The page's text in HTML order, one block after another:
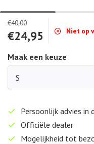
€40,00
€24,95 Niet op
Maak een keuze
S
Persoonlijk advies in
Officiële dealer
Mogelijkheid tot